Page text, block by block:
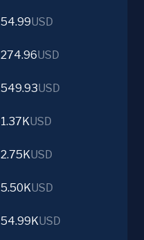
54.99USD
274.96USD
549.93USD
1.37KUSD
2.75KUSD
5.50KUSD
54.99KUSD